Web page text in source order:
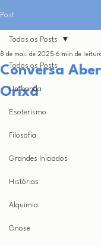
Post
Todos os Posts
Umbanda
Esoterismo
Filosofia
Grandes Iniciados
Histórias
Alquimia
Gnose
Todos os Posts
Conversa
Orixá
8 de mai. de 2025 6 min de